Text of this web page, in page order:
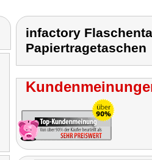
infactory
Papiertragetaschen